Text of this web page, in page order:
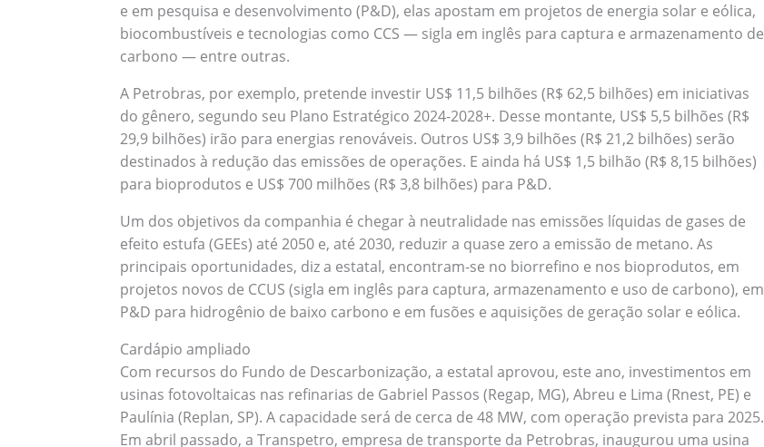
e em pesquisa e desenvolvimento (P&D), elas apostam em projetos de energia solar e eólica,
biocombustíveis e tecnologias como CCS — sigla em inglês para captura e armazenamento de
carbono — entre outras.
A Petrobras, por exemplo, pretende investir US$ 11,5 bilhões (R$ 62,5 bilhões) em iniciativas
do gênero, segundo seu Plano Estratégico 2024-2028+. Desse montante, US$ 5,5 bilhões (R$
29,9 bilhões) irão para energias renováveis. Outros US$ 3,9 bilhões (R$ 21,2 bilhões) serão
destinados à redução das emissões de operações. E ainda há US$ 1,5 bilhão (R$ 8,15 bilhões)
para bioprodutos e US$ 700 milhões (R$ 3,8 bilhões) para P&D.
Um dos objetivos da companhia é chegar à neutralidade nas emissões líquidas de gases de
efeito estufa (GEEs) até 2050 e, até 2030, reduzir a quase zero a emissão de metano. As
principais oportunidades, diz a estatal, encontram-se no biorrefino e nos bioprodutos, em
projetos novos de CCUS (sigla em inglês para captura, armazenamento e uso de carbono), em
P&D para hidrogênio de baixo carbono e em fusões e aquisições de geração solar e eólica.
Cardápio ampliado
Com recursos do Fundo de Descarbonização, a estatal aprovou, este ano, investimentos em
usinas fotovoltaicas nas refinarias de Gabriel Passos (Regap, MG), Abreu e Lima (Rnest, PE) e
Paulínia (Replan, SP). A capacidade será de cerca de 48 MW, com operação prevista para 2025.
Em abril passado, a Transpetro, empresa de transporte da Petrobras, inaugurou uma usina